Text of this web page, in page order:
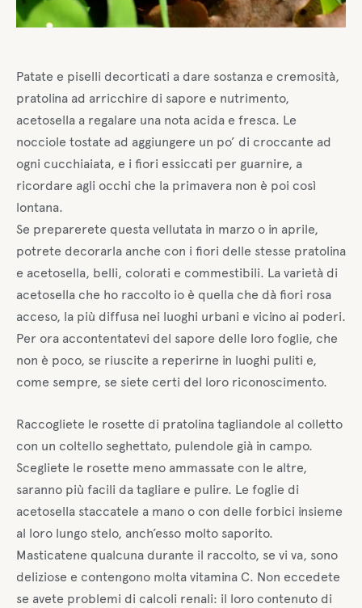
Patate e piselli decorticati a dare sostanza e cremosità,
pratolina ad arricchire di sapore e nutrimento,
acetosella a regalare una nota acida e fresca. Le
nocciole tostate ad aggiungere un po’ di croccante ad
ogni cucchiaiata, e i fiori essiccati per guarnire, a
ricordare agli occhi che la primavera non è poi così
lontana.
Se preparerete questa vellutata in marzo o in aprile,
potrete decorarla anche con i fiori delle stesse pratolina
e acetosella, belli, colorati e commestibili. La varietà di
acetosella che ho raccolto io è quella che dà fiori rosa
acceso, la più diffusa nei luoghi urbani e vicino ai poderi.
Per ora accontentatevi del sapore delle loro foglie, che
non è poco, se riuscite a reperirne in luoghi puliti e,
come sempre, se siete certi del loro riconoscimento.
Raccogliete le rosette di pratolina tagliandole al colletto
con un coltello seghettato, pulendole già in campo.
Scegliete le rosette meno ammassate con le altre,
saranno più facili da tagliare e pulire. Le foglie di
acetosella staccatele a mano o con delle forbici insieme
al loro lungo stelo, anch’esso molto saporito.
Masticatene qualcuna durante il raccolto, se vi va, sono
deliziose e contengono molta vitamina C. Non eccedete
se avete problemi di calcoli renali: il loro contenuto di